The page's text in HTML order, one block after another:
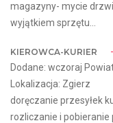
magazyny- mycie
wyjątkiem sprzętu...
KIEROWCA-KURIER
Dodane: wczoraj
Lokalizacja: Zgierz
doręczanie przesyłek
rozliczanie i pobieranie